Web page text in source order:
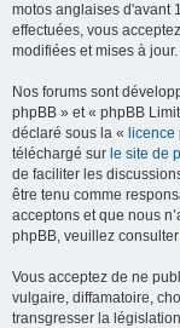
motos anglaises d'avant
effectuées, vous
modifiées et mises à jour.
Nos forums sont
phpBB » et « phpBB
déclaré sous la «
téléchargé sur le site de
de faciliter les
être tenu comme
acceptons et que nous
phpBB, veuillez consulter
Vous acceptez de ne
vulgaire, diffamatoire,
transgresser la